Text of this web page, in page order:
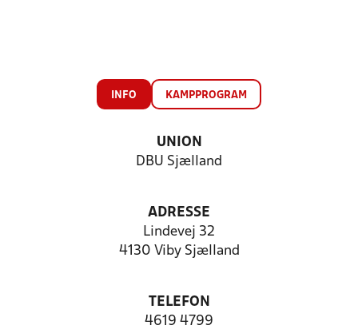
INFO KAMPPROGRAM
UNION
DBU Sjælland
ADRESSE
Lindevej 32
4130 Viby Sjælland
TELEFON
4619 4799